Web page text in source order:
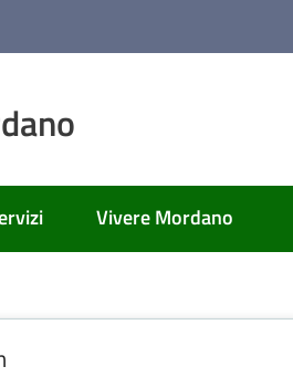
Vivere Mordano